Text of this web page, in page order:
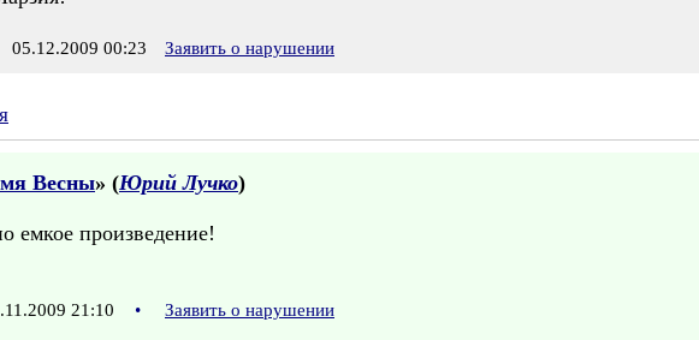
05.12.2009 00:23 Заявить о нарушении
Весны» (Юрий Лучко)
емкое произведение!
21:10 • Заявить о нарушении